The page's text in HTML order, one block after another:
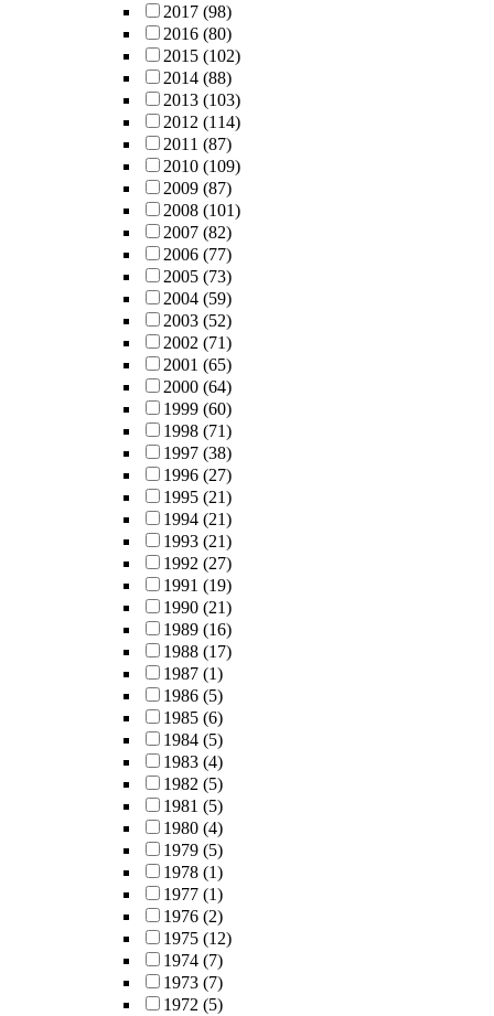
2017 (98)
2016 (80)
2015 (102)
2014 (88)
2013 (103)
2012 (114)
2011 (87)
2010 (109)
2009 (87)
2008 (101)
2007 (82)
2006 (77)
2005 (73)
2004 (59)
2003 (52)
2002 (71)
2001 (65)
2000 (64)
1999 (60)
1998 (71)
1997 (38)
1996 (27)
1995 (21)
1994 (21)
1993 (21)
1992 (27)
1991 (19)
1990 (21)
1989 (16)
1988 (17)
1987 (1)
1986 (5)
1985 (6)
1984 (5)
1983 (4)
1982 (5)
1981 (5)
1980 (4)
1979 (5)
1978 (1)
1977 (1)
1976 (2)
1975 (12)
1974 (7)
1973 (7)
1972 (5)